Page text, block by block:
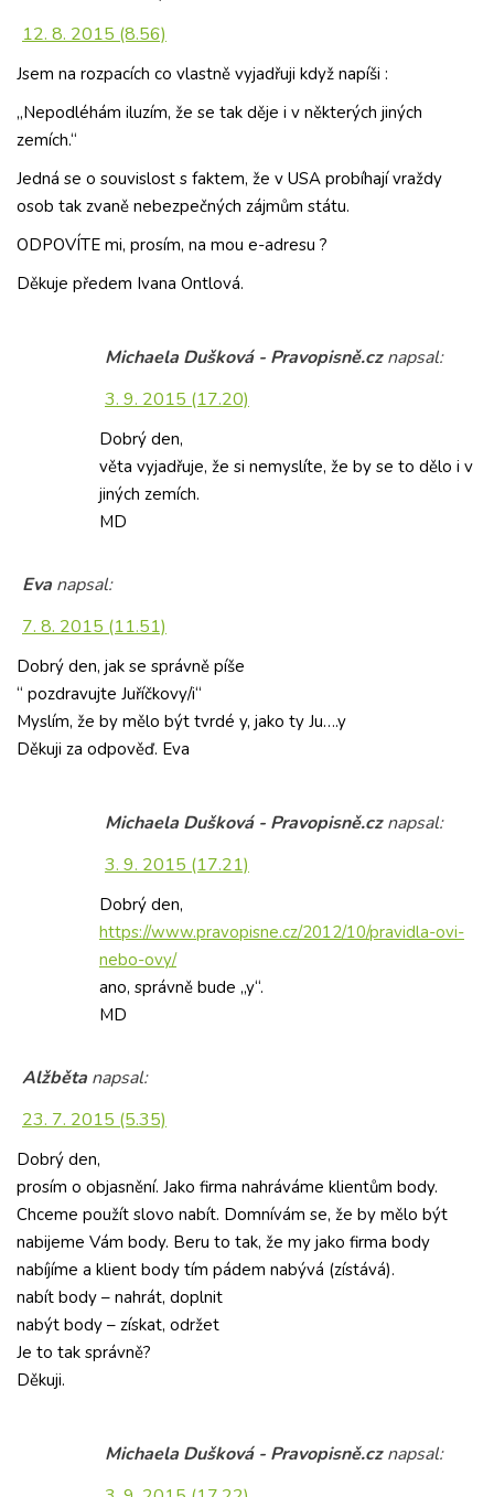
12. 8. 2015 (8.56)
Jsem na rozpacích co vlastně vyjadřuji když napíši :
„Nepodléhám iluzím, že se tak děje i v některých jiných
zemích.“
Jedná se o souvislost s faktem, že v USA probíhají vraždy
osob tak zvaně nebezpečných zájmům státu.
ODPOVÍTE mi, prosím, na mou e-adresu ?
Děkuje předem Ivana Ontlová.
Michaela Dušková - Pravopisně.cz napsal:
3. 9. 2015 (17.20)
Dobrý den,
věta vyjadřuje, že si nemyslíte, že by se to dělo i v
jiných zemích.
MD
Eva napsal:
7. 8. 2015 (11.51)
Dobrý den, jak se správně píše
“ pozdravujte Juříčkovy/i“
Myslím, že by mělo být tvrdé y, jako ty Ju….y
Děkuji za odpověď. Eva
Michaela Dušková - Pravopisně.cz napsal:
3. 9. 2015 (17.21)
Dobrý den,
https://www.pravopisne.cz/2012/10/pravidla-ovi-
nebo-ovy/
ano, správně bude „y“.
MD
Alžběta napsal:
23. 7. 2015 (5.35)
Dobrý den,
prosím o objasnění. Jako firma nahráváme klientům body.
Chceme použít slovo nabít. Domnívám se, že by mělo být
nabijeme Vám body. Beru to tak, že my jako firma body
nabíjíme a klient body tím pádem nabývá (zístává).
nabít body – nahrát, doplnit
nabýt body – získat, održet
Je to tak správně?
Děkuji.
Michaela Dušková - Pravopisně.cz napsal: